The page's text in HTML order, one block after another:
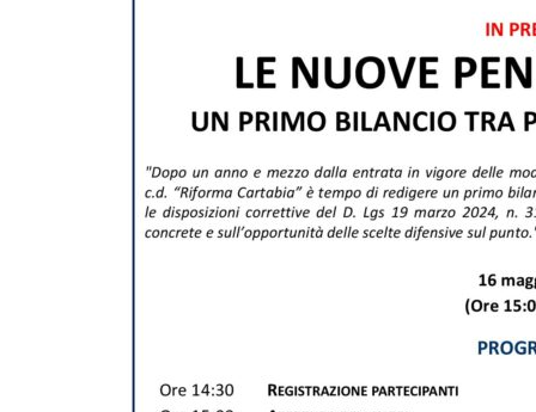
Hit enter to search or ESC to close